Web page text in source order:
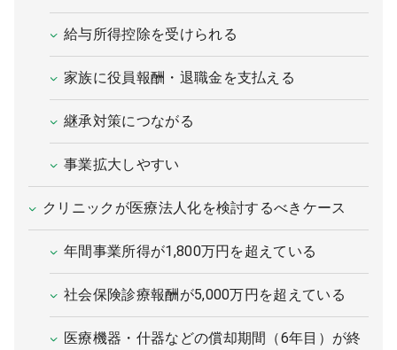
給与所得控除を受けられる
家族に役員報酬・退職金を支払える
継承対策につながる
事業拡大しやすい
クリニックが医療法人化を検討するべきケース
年間事業所得が1,800万円を超えている
社会保険診療報酬が5,000万円を超えている
医療機器・什器などの償却期間（6年目）が終